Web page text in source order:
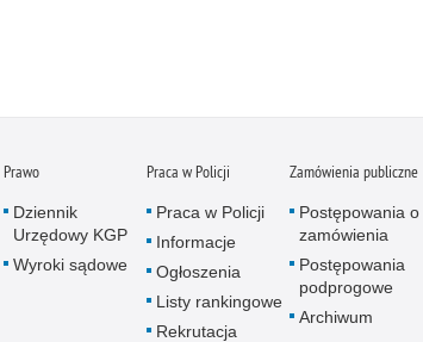
Prawo
Dziennik
Urzędowy KGP
Wyroki sądowe
Praca w Policji
Praca w Policji
Informacje
Ogłoszenia
Listy rankingowe
Rekrutacja
Zamówienia publiczne
Postępowania o
zamówienia
Postępowania
podprogowe
Archiwum